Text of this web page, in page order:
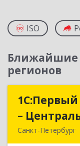
ISO
Ближайшие
регионов
1С:Первый
–
Санкт-Петербург